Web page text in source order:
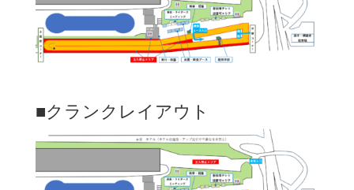
■クランクレイアウト